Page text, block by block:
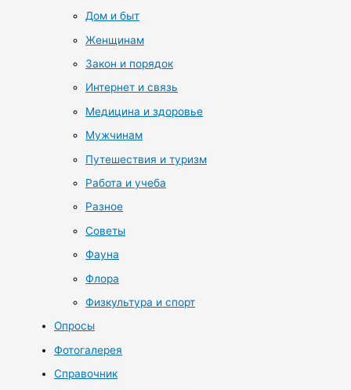
Дом и быт
Женщинам
Закон и порядок
Интернет и связь
Медицина и здоровье
Мужчинам
Путешествия и туризм
Работа и учеба
Разное
Советы
Фауна
Флора
Физкультура и спорт
Опросы
Фотогалерея
Справочник